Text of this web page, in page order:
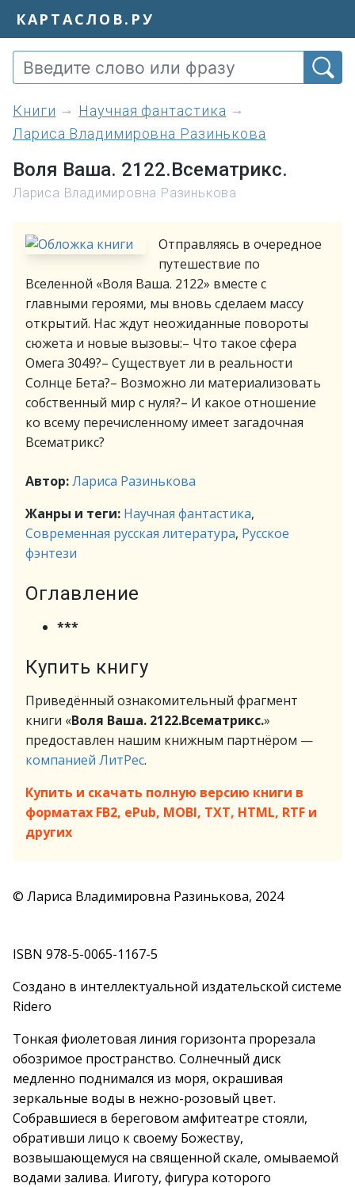
КАРТАСЛОВ.РУ
книги
Научная фантастика
Лариса Владимировна Разинькова
Воля Ваша. 2122.Всематрикс.
Лариса Владимировна Разинькова
Отправляясь в очередное
путешествие по
Вселенной «Воля Ваша. 2122» вместе с
главными героями, мы вновь сделаем массу
открытий. Нас ждут неожиданные повороты
сюжета и новые вызовы:– Что такое сфера
Омега 3049?– Существует ли в реальности
Солнце Бета?– Возможно ли материализовать
собственный мир с нуля?– И какое отношение
ко всему перечисленному имеет загадочная
Всематрикс?
Автор:Лариса Разинькова
Жанры и теги: Научная фантастика,
Современная русская литература, Русское
фэнтези
Оглавление
***
Купить книгу
Приведённый ознакомительный фрагмент
книги «Воля Ваша. 2122.Всематрикс.»
предоставлен нашим книжным партнёром —
компанией ЛитРес.
Купить и скачать полную версию книги в
форматах FB2, ePub, MOBI, TXT, HTML, RTF и
других
© Лариса Владимировна Разинькова, 2024
ISBN 978-5-0065-1167-5
Создано в интеллектуальной издательской системе
Ridero
Тонкая фиолетовая линия горизонта прорезала
обозримое пространство. Солнечный диск
медленно поднимался из моря, окрашивая
зеркальные воды в нежно-розовый цвет.
Собравшиеся в береговом амфитеатре стояли,
обративши лицо к своему Божеству,
возвышающемуся на священной скале, омываемой
водами залива. Ииготу, фигура которого